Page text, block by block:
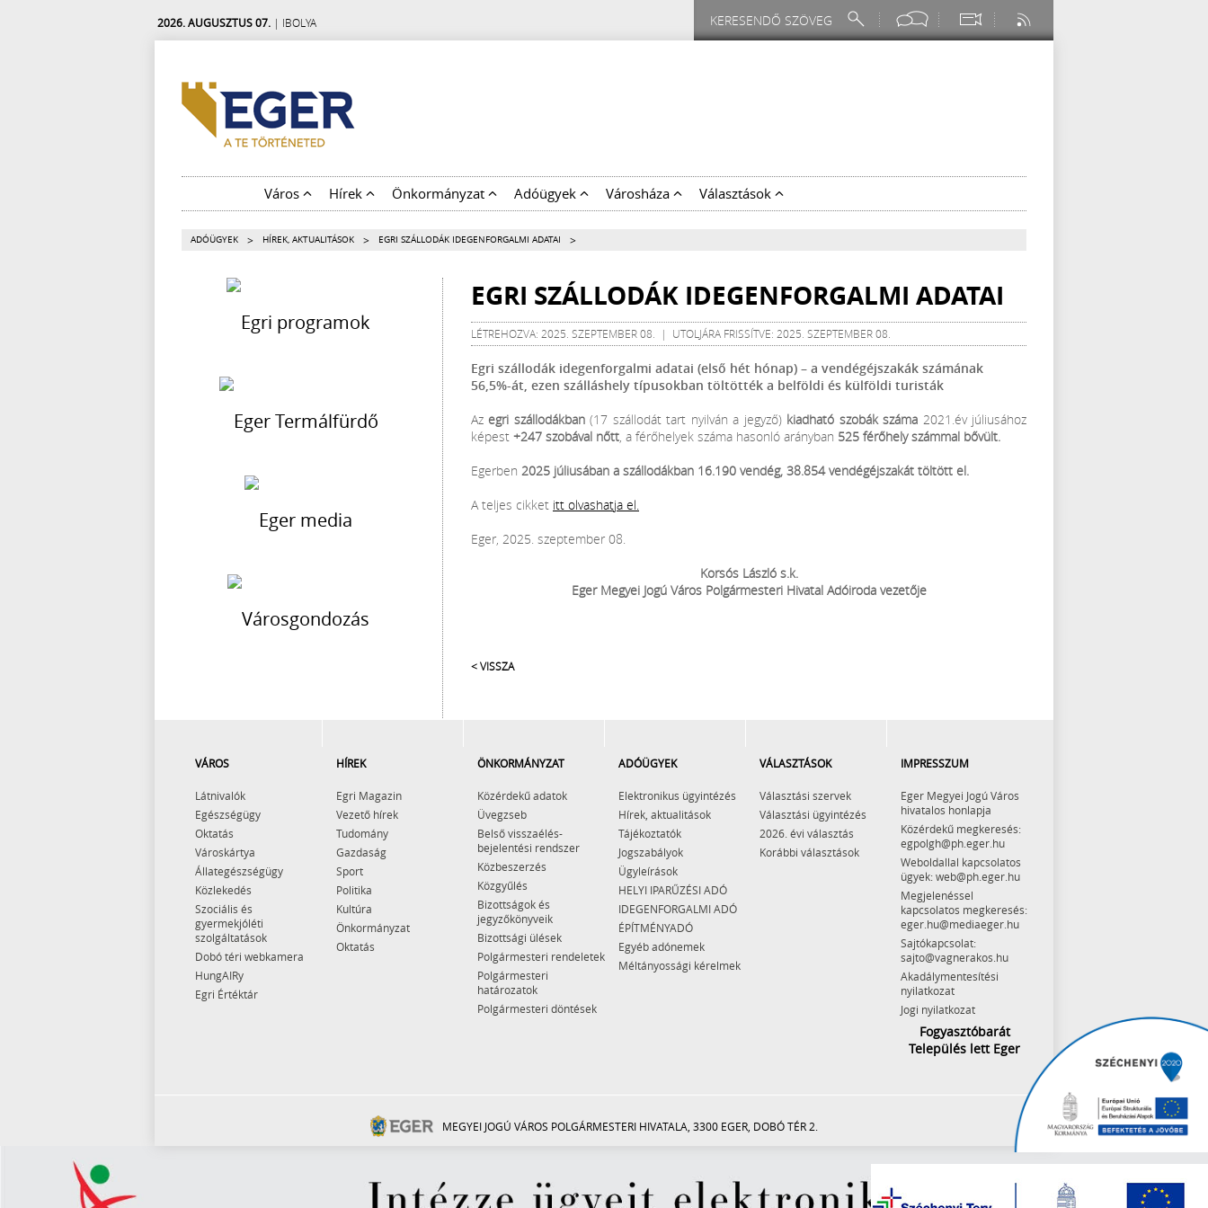
2026. AUGUSZTUS 07. | IBOLYA
Város Hírek Önkormányzat Adóügyek Városháza Választások
ADÓÜGYEK > HÍREK, AKTUALITÁSOK > EGRI SZÁLLODÁK IDEGENFORGALMI ADATAI >
EGRI SZÁLLODÁK IDEGENFORGALMI ADATAI
LÉTREHOZVA: 2025. SZEPTEMBER 08. | UTOLJÁRA FRISSÍTVE: 2025. SZEPTEMBER 08.
Egri szállodák idegenforgalmi adatai (első hét hónap) – a vendégéjszakák számának
56,5%-át, ezen szálláshely típusokban töltötték a belföldi és külföldi turisták
Az egri szállodákban(17 szállodát tart nyilván a jegyző) kiadható szobák száma 2021.év júliusához
képest +247 szobával nőtt, a férőhelyek száma hasonló arányban 525 férőhely számmal bővült.
Egerben 2025 júliusában a szállodákban 16.190 vendég, 38.854 vendégéjszakát töltött el.
A teljes cikket itt olvashatja el.
Eger, 2025. szeptember 08.
Korsós László s.k.
Eger Megyei Jogú Város Polgármesteri Hivatal Adóiroda vezetője
< VISSZA
VÁROS
Látnivalók
Egészségügy
Oktatás
Városkártya
Állategészségügy
Közlekedés
Szociális és
gyermekjóléti
szolgáltatások
Dobó téri webkamera
HungAIRy
Egri Értéktár
HÍREK
Egri Magazin
Vezető hírek
Tudomány
Gazdaság
Sport
Politika
Kultúra
Önkormányzat
Oktatás
ÖNKORMÁNYZAT
Közérdekű adatok
Üvegzseb
Belső visszaélés-
bejelentési rendszer
Közbeszerzés
Közgyűlés
Bizottságok és
jegyzőkönyveik
Bizottsági ülések
Polgármesteri rendeletek
Polgármesteri
határozatok
Polgármesteri döntések
ADÓÜGYEK
Elektronikus ügyintézés
Hírek, aktualitások
Tájékoztatók
Jogszabályok
Ügyleírások
HELYI IPARŰZÉSI ADÓ
IDEGENFORGALMI ADÓ
ÉPÍTMÉNYADÓ
Egyéb adónemek
Méltányossági kérelmek
VÁLASZTÁSOK
Választási szervek
Választási ügyintézés
2026. évi választás
Korábbi választások
IMPRESSZUM
Eger Megyei Jogú Város
hivatalos honlapja
Közérdekű megkeresés:
egpolgh@ph.eger.hu
Weboldallal kapcsolatos
ügyek: web@ph.eger.hu
Megjelenéssel
kapcsolatos megkeresés:
eger.hu@mediaeger.hu
Sajtókapcsolat:
sajto@vagnerakos.hu
Akadálymentesítési
nyilatkozat
Jogi nyilatkozat
Fogyasztóbarát
Település lett Eger
MEGYEI JOGÚ VÁROS POLGÁRMESTERI HIVATALA, 3300 EGER, DOBÓ TÉR 2.